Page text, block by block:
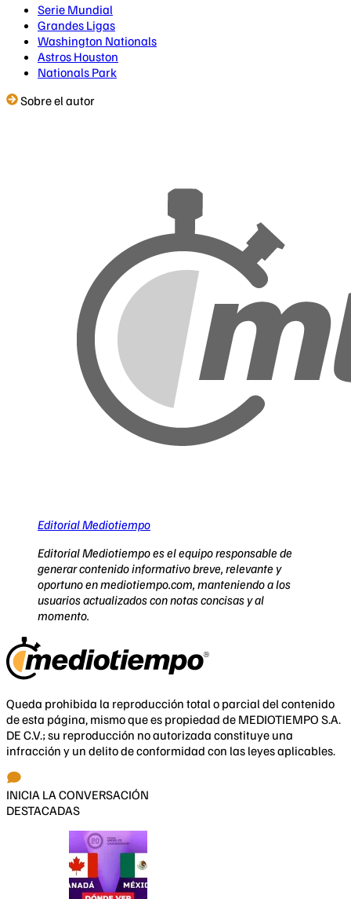
Serie Mundial
Grandes Ligas
Washington Nationals
Astros Houston
Nationals Park
Sobre el autor
Editorial Mediotiempo
Editorial Mediotiempo es el equipo responsable de
generar contenido informativo breve, relevante y
oportuno en mediotiempo.com, manteniendo a los
usuarios actualizados con notas concisas y al
momento.
Queda prohibida la reproducción total o parcial del contenido
de esta página, mismo que es propiedad de MEDIOTIEMPO S.A.
DE C.V.; su reproducción no autorizada constituye una
infracción y un delito de conformidad con las leyes aplicables.
INICIA LA CONVERSACIÓN
DESTACADAS